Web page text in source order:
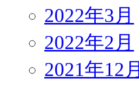
2022年3月
2022年2月
2021年12月